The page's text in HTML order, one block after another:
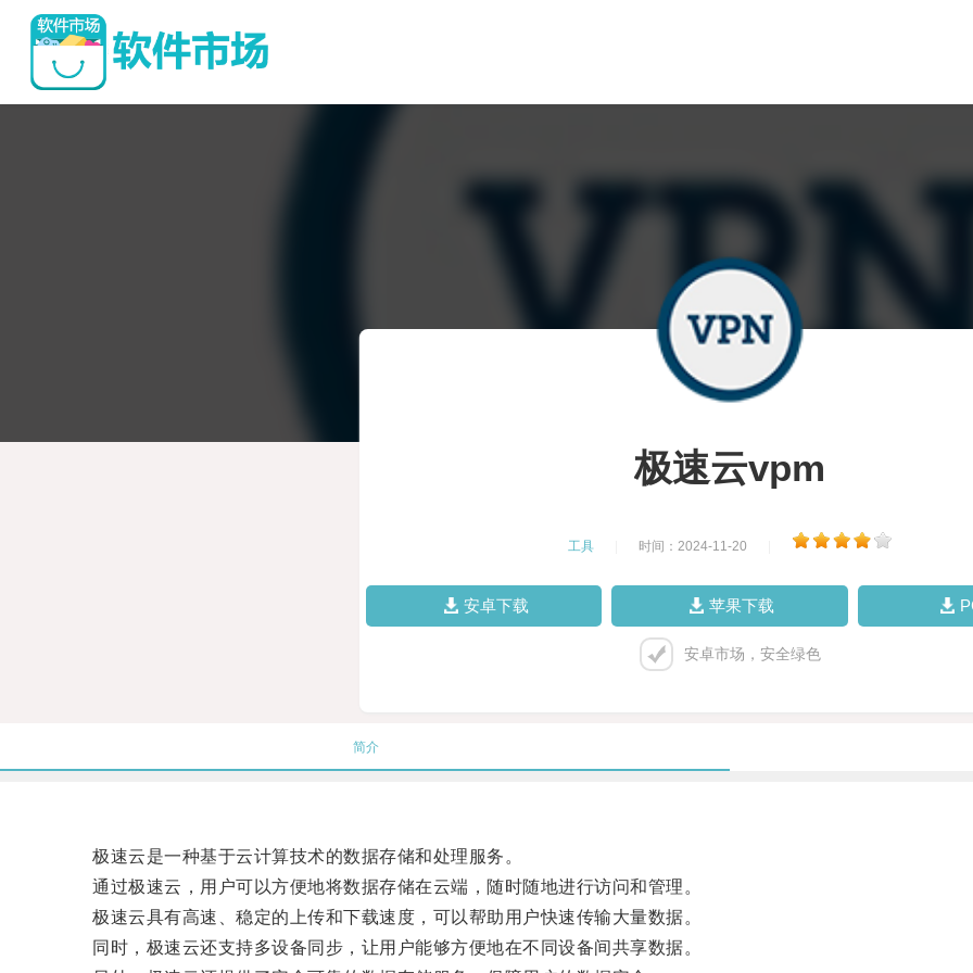
极速云vpm
工具 时间：2024-11-20
安卓下载 苹果下载
安卓市场，安全绿色
简介
极速云是一种基于云计算技术的数据存储和处理服务。
通过极速云，用户可以方便地将数据存储在云端，随时随地进行访问和管理。
极速云具有高速、稳定的上传和下载速度，可以帮助用户快速传输大量数据。
同时，极速云还支持多设备同步，让用户能够方便地在不同设备间共享数据。